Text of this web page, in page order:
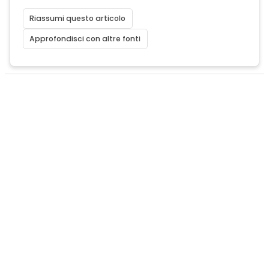
Riassumi questo articolo
Approfondisci con altre fonti